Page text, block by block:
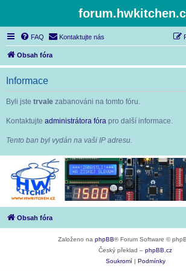
FAQ Kontaktujte nás
Obsah fóra
Informace
Byli jste trvale zabanováni na tomto fóru.
Kontaktujte administrátora fóra pro další informace.
Tento ban byl vydán na vaši IP adresu.
Obsah fóra
Založeno na phpBB® Forum Software ©
Český překlad – phpBB.cz
Soukromí
Podmínky